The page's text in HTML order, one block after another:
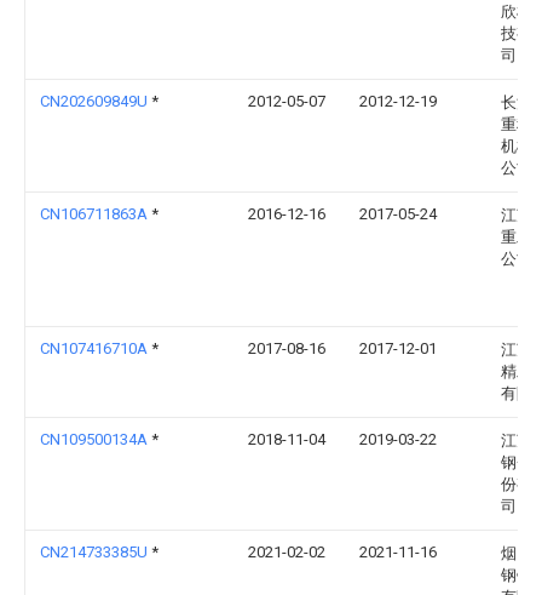
欣机
技有
司
CN202609849U * 2012-05-07 2012-12-19
长沙
重科
机械
公司
CN106711863A * 2016-12-16 2017-05-24
江苏
重工
公司
CN107416710A * 2017-08-16 2017-12-01
江苏
精工
有限
CN109500134A * 2018-11-04 2019-03-22
江苏
钢帘
份有
司
CN214733385U * 2021-02-02 2021-11-16
烟台
钢铁